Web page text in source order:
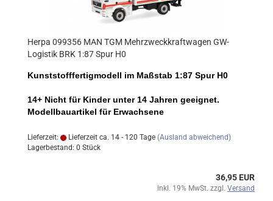
Herpa 099356 MAN TGM Mehrzweckkraftwagen GW-
Logistik BRK 1:87 Spur H0
Kunststofffertigmodell im Maßstab 1:87 Spur H0
14+ Nicht für Kinder unter 14 Jahren geeignet.
Modellbauartikel für Erwachsene
Lieferzeit: Lieferzeit ca. 14 - 120 Tage (Ausland abweichend)
Lagerbestand: 0 Stück
36,95 EUR
inkl. 19% MwSt. zzgl. Versand